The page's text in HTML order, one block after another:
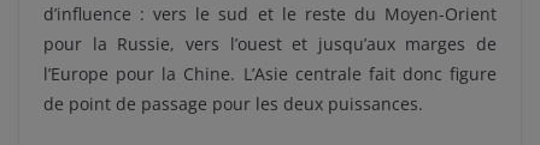
d’influence : vers le sud et le reste du Moyen-Orient
pour la Russie, vers l’ouest et jusqu’aux marges de
l’Europe pour la Chine. L’Asie centrale fait donc figure
de point de passage pour les deux puissances.